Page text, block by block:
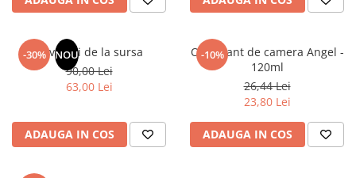
Literatura Scolara
Lecturi Scolare
Lumea Copilariei
Ma pregatesc pentru scoala
Manuale - Carte Scolara
Clasa a II-a
-30% NOU
Revelatii de la sursa
90,00 Lei
63,00 Lei
ADAUGA IN COS
-10%
Odorizant de camera Angel -
120ml
26,44 Lei
23,80 Lei
ADAUGA IN COS